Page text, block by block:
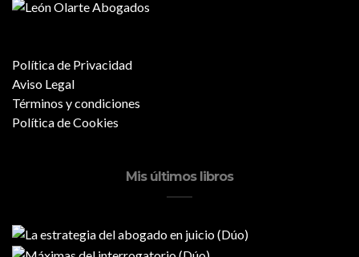
Política de Privacidad
Aviso Legal
Términos y condiciones
Política de Cookies
Mis últimos libros